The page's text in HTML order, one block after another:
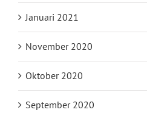
Januari 2021
November 2020
Oktober 2020
September 2020